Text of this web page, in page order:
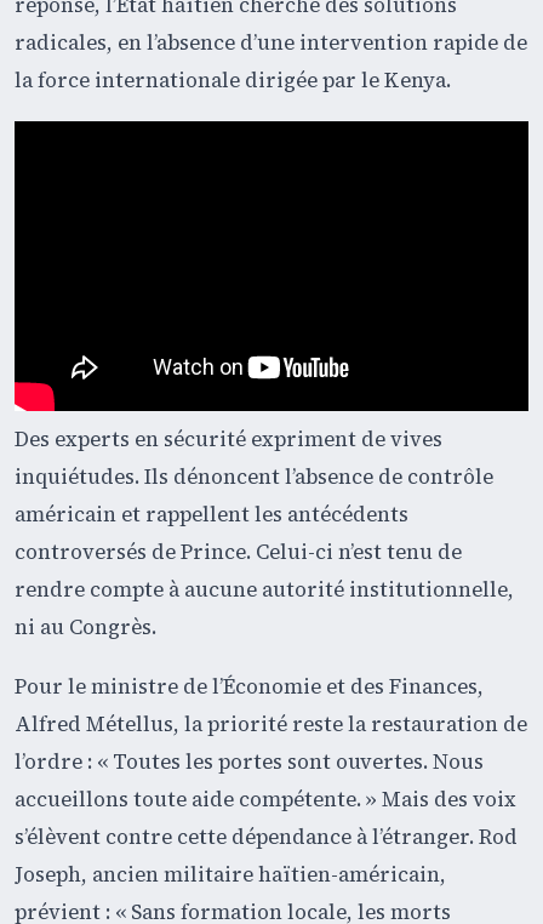
radicales, en l’absence d’une intervention rapide de
la force internationale dirigée par le Kenya.
Des experts en sécurité expriment de vives
inquiétudes. Ils dénoncent l’absence de contrôle
américain et rappellent les antécédents
controversés de Prince. Celui-ci n’est tenu de
rendre compte à aucune autorité institutionnelle,
ni au Congrès.
Pour le ministre de l’Économie et des Finances,
Alfred Métellus, la priorité reste la restauration de
l’ordre : « Toutes les portes sont ouvertes. Nous
accueillons toute aide compétente. » Mais des voix
s’élèvent contre cette dépendance à l’étranger. Rod
Joseph, ancien militaire haïtien-américain,
prévient : « Sans formation locale, les morts